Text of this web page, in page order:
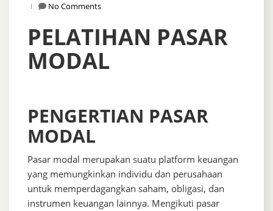
No Comments
PELATIHAN PASAR
MODAL
PENGERTIAN PASAR
MODAL
Pasar modal merupakan suatu platform keuangan
yang memungkinkan individu dan perusahaan
untuk memperdagangkan saham, obligasi, dan
instrumen keuangan lainnya. Mengikuti pasar